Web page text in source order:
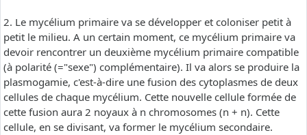
2. Le mycélium primaire va se développer et coloniser petit à
petit le milieu. A un certain moment, ce mycélium primaire va
devoir rencontrer un deuxième mycélium primaire compatible
(à polarité (="sexe") complémentaire). Il va alors se produire la
plasmogamie, c'est-à-dire une fusion des cytoplasmes de deux
cellules de chaque mycélium. Cette nouvelle cellule formée de
cette fusion aura 2 noyaux à n chromosomes (n + n). Cette
cellule, en se divisant, va former le mycélium secondaire.